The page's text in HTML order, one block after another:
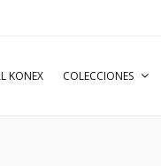
KONEX COLECCIONES